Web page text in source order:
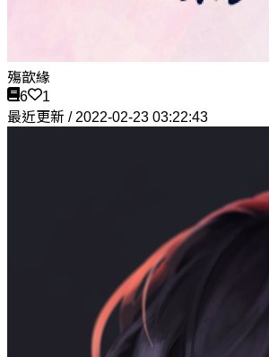
殤歆緣
6
1
最近更新 / 2022-02-23 03:22:43